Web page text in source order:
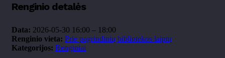
Renginio detalės
Data: 2026-05-30 16:00 – 18:00
Renginio vieta: Prie pagrindinių bibliotekos laiptų
Kategorijos: Renginiai